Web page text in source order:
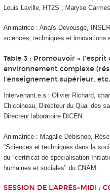
Louis Laville, HT2S ; Maryse
Animatrice : Anaïs Devousge,
sciences, techniques et innovations
Table 3 : Promouvoir «
environnement complexe
l’enseignement supérieur,
Intervenant.e.s : Olivier Richard,
Chicoineau, Directeur du Quai des
Directeur laboratoire DICEN.
Animatrice : Magalie Debishop,
"Sciences et techniques dans la
du "certificat de spécialisation
humaines et sociales" du CNAM.
SESSION DE L’APRÈS-MIDI :